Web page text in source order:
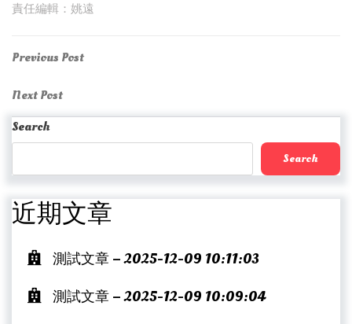
責任編輯：姚遠
Post
navigation
Previous
Previous Post
Next
Post
Next Post
Search
Search
近期文章
測試文章 – 2025-12-09 10:11:03
測試文章 – 2025-12-09 10:09:04